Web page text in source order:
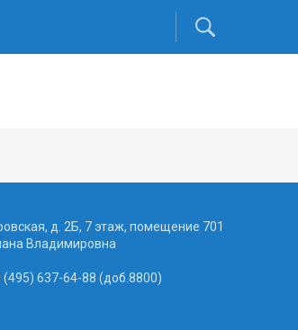
д. 2Б, 7 этаж, помещение 701
Владимировна
(495) 637-64-88 (доб.8800)